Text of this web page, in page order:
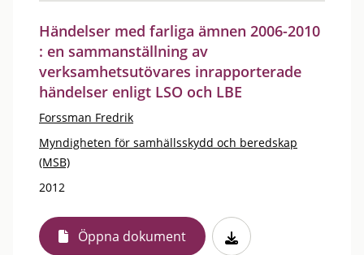
Händelser med farliga ämnen 2006-2010
: en sammanställning av
verksamhetsutövares inrapporterade
händelser enligt LSO och LBE
Forssman Fredrik
Myndigheten för samhällsskydd och beredskap
(MSB)
2012
Öppna dokument